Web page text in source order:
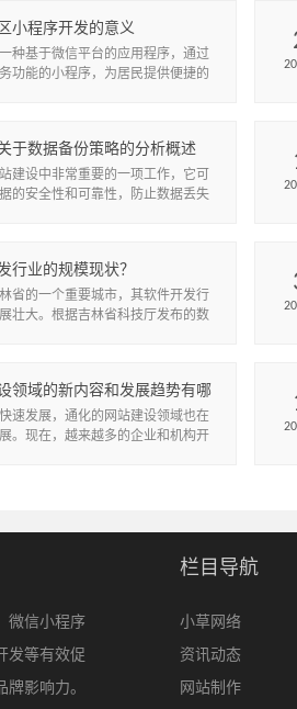
小程序开发的意义
种基于微信平台的应用程序，通过
功能的小程序，为居民提供便捷的
于数据备份策略的分析概述
建设中非常重要的一项工作，它可
的安全性和可靠性，防止数据丢失
行业的规模现状？
省的一个重要城市，其软件开发行
壮大。根据吉林省科技厅发布的数
领域的新内容和发展趋势有哪
速发展，通化的网站建设领域也在
。现在，越来越多的企业和机构开
微信小程序
发等有效促
影响力。
栏目导航
小草网络
资讯动态
网站制作